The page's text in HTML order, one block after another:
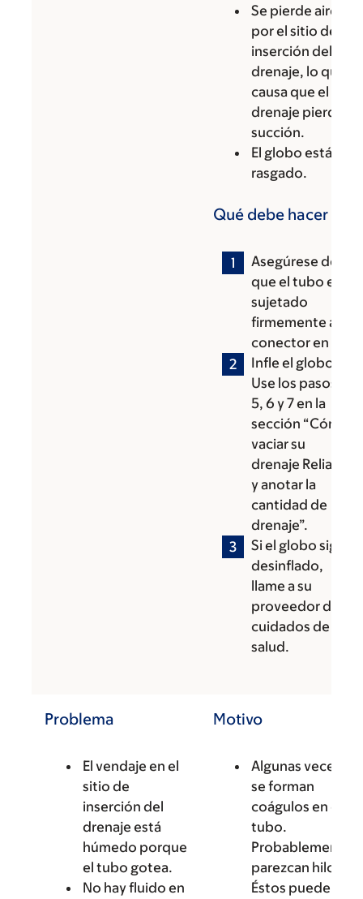
Se pierde aire
por el sitio de
inserción del
drenaje, lo que
causa que el
drenaje pierda
succión.
El globo está
rasgado.
Qué debe hacer
Asegúrese de
que el tubo esté
sujetado
firmemente al
conector en Y.
Infle el globo.
Use los pasos 2,
5, 6 y 7 en la
sección “Cómo
vaciar su
drenaje ReliaVac
y anotar la
cantidad de
drenaje”.
Si el globo sigue
desinflado,
llame a su
proveedor de
cuidados de la
salud.
Problema
El vendaje en el
sitio de
inserción del
drenaje está
húmedo porque
el tubo gotea.
No hay fluido en
Motivo
Algunas veces
se forman
coágulos en el
tubo.
Probablemente
parezcan hilos.
Éstos pueden